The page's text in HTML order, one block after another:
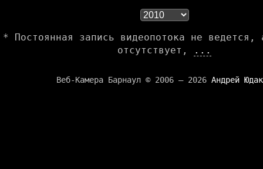
* Постоянная запись видеопотока не ведется,
отсутствует,
...
Веб-Камера Барнаул © 2006 — 2026 Андрей